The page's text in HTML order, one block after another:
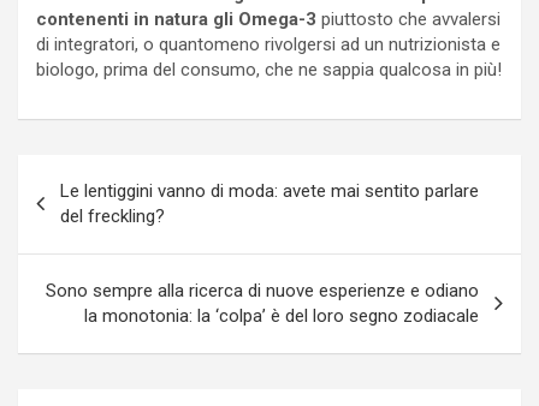
contenenti in natura gli Omega-3 piuttosto che avvalersi
di integratori, o quantomeno rivolgersi ad un nutrizionista e
biologo, prima del consumo, che ne sappia qualcosa in più!
articoli
Le lentiggini vanno di moda: avete mai sentito parlare
del freckling?
Sono sempre alla ricerca di nuove esperienze e odiano
la monotonia: la ‘colpa’ è del loro segno zodiacale